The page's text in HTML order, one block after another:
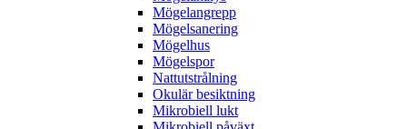
Mögelangrepp
Mögelsanering
Mögelhus
Mögelspor
Nattutstrålning
Okulär besiktning
Mikrobiell lukt